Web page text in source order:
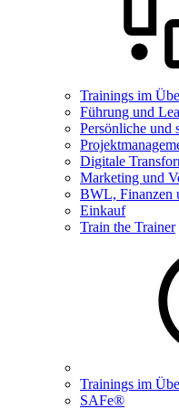
Trainings im
Führung und
Persönliche und
Digitale
Marketing und
BWL, Finanzen
Einkauf
Train the Trainer
Trainings im
SAFe®